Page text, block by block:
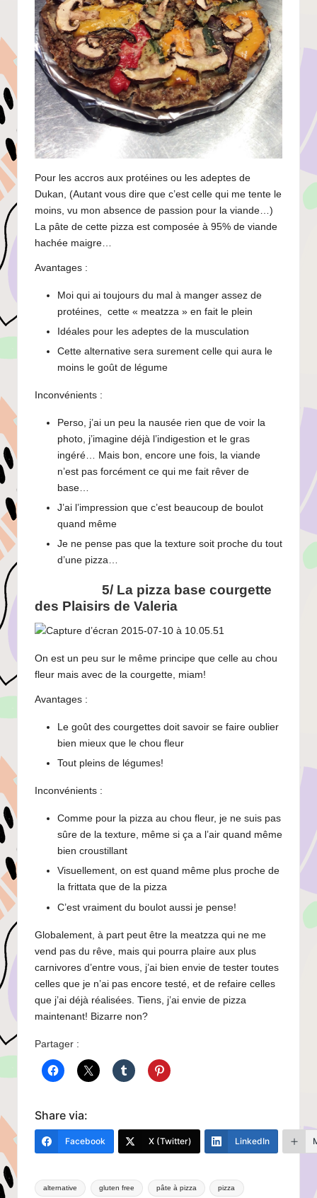
Pour les accros aux protéines ou les adeptes de
Dukan, (Autant vous dire que c’est celle qui me tente le
moins, vu mon absence de passion pour la viande…)
La pâte de cette pizza est composée à 95% de viande
hachée maigre…
Avantages :
Moi qui ai toujours du mal à manger assez de
protéines, cette « meatzza » en fait le plein
Idéales pour les adeptes de la musculation
Cette alternative sera surement celle qui aura le
moins le goût de légume
Inconvénients :
Perso, j’ai un peu la nausée rien que de voir la
photo, j’imagine déjà l’indigestion et le gras
ingéré… Mais bon, encore une fois, la viande
n’est pas forcément ce qui me fait rêver de
base…
J’ai l’impression que c’est beaucoup de boulot
quand même
Je ne pense pas que la texture soit proche du tout
d’une pizza…
5/ La pizza base courgette
des Plaisirs de Valeria
On est un peu sur le même principe que celle au chou
fleur mais avec de la courgette, miam!
Avantages :
Le goût des courgettes doit savoir se faire oublier
bien mieux que le chou fleur
Tout pleins de légumes!
Inconvénients :
Comme pour la pizza au chou fleur, je ne suis pas
sûre de la texture, même si ça a l’air quand même
bien croustillant
Visuellement, on est quand même plus proche de
la frittata que de la pizza
C’est vraiment du boulot aussi je pense!
Globalement, à part peut être la meatzza qui ne me
vend pas du rêve, mais qui pourra plaire aux plus
carnivores d’entre vous, j’ai bien envie de tester toutes
celles que je n’ai pas encore testé, et de refaire celles
que j’ai déjà réalisées. Tiens, j’ai envie de pizza
maintenant! Bizarre non?
Partager :
Share via:
Facebook X (Twitter) LinkedIn
Tags:
alternative gluten free pâte à pizza pizza